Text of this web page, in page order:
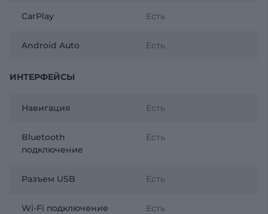
CarPlay Есть
Android Auto Есть
ИНТЕРФЕЙСЫ
Навигация Есть
Bluetooth
подключение
Есть
Разъем USB Есть
Wi-Fi подключение Есть